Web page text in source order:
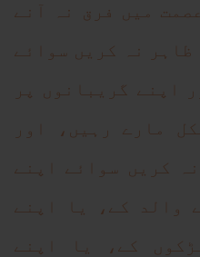
میں فرق نہ آنے
ظاہر نہ کریں سوائے
اپنے گریبانوں پر
مارے رہیں، اور
کریں سوائے اپنے
والد کے، یا اپنے
کے، یا اپنے